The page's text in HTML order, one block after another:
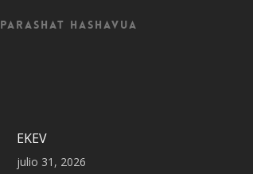
Parashat Hashavua
EKEV
julio 31, 2026